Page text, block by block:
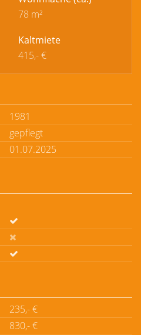
78 m²
Kaltmiete
415,- €
1981
gepflegt
01.07.2025
235,- €
830,- €